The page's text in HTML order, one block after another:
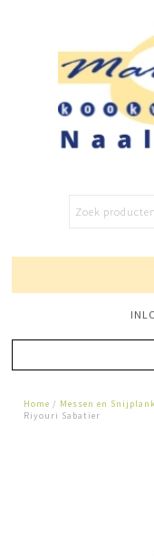
Home / Messen en
Riyouri Sabatier